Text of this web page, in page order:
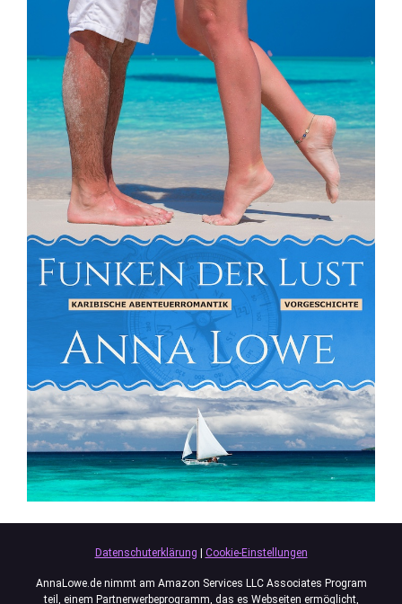
Datenschuterklärung | Cookie-Einstellungen
AnnaLowe.de nimmt am Amazon Services LLC Associates Program
teil, einem Partnerwerbeprogramm, das es Webseiten ermöglicht,